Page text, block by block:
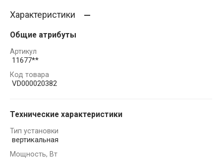
Характеристики
Общие атрибуты
Артикул
11677**
Код товара
VD000020382
Технические характеристики
Тип установки
вертикальная
Мощность, Вт